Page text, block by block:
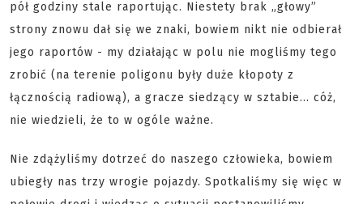
pół godziny stale raportując. Niestety brak „głowy”
strony znowu dał się we znaki, bowiem nikt nie odbierał
jego raportów - my działając w polu nie mogliśmy tego
zrobić (na terenie poligonu były duże kłopoty z
łącznością radiową), a gracze siedzący w sztabie... cóż,
nie wiedzieli, że to w ogóle ważne.
Nie zdążyliśmy dotrzeć do naszego człowieka, bowiem
ubiegły nas trzy wrogie pojazdy. Spotkaliśmy się więc w